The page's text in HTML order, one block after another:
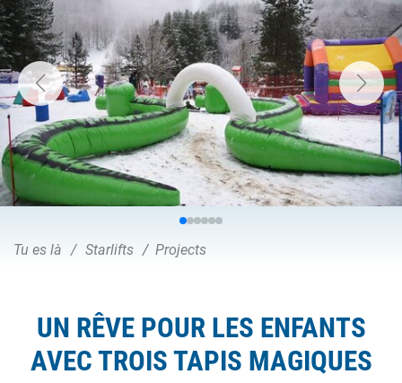
Tu es là Starlifts Projects
UN RÊVE POUR LES ENFANTS
AVEC TROIS TAPIS MAGIQUES